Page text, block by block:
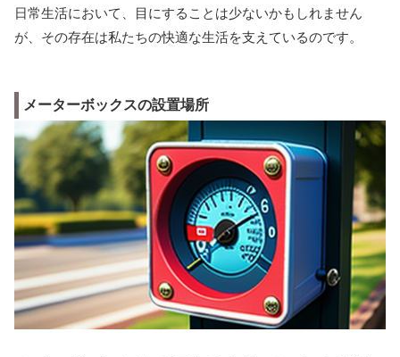
日常生活において、目にすることは少ないかもしれません
が、その存在は私たちの快適な生活を支えているのです。
メーターボックスの設置場所